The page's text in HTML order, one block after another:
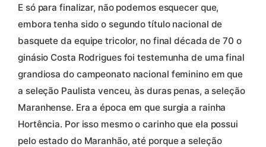
E só para finalizar, não podemos esquecer que,
embora tenha sido o segundo título nacional de
basquete da equipe tricolor, no final década de 70 o
ginásio Costa Rodrigues foi testemunha de uma final
grandiosa do campeonato nacional feminino em que
a seleção Paulista venceu, às duras penas, a seleção
Maranhense. Era a época em que surgia a rainha
Hortência. Por isso mesmo o carinho que ela possui
pelo estado do Maranhão, até porque a seleção